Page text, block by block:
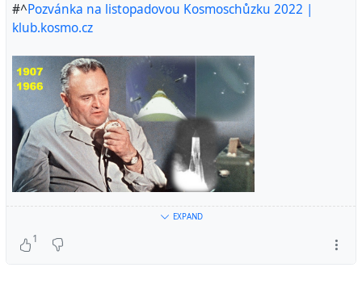
#^Pozvánka na listopadovou Kosmoschůzku 2022 |
klub.kosmo.cz
Místo konání: Planetárium Praha Datum akce: 30. 11.
2022 Začátek akce: 17:30 Předpokládaný konec akce:
EXPAND
1